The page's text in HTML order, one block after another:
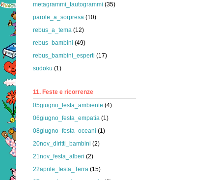
metagrammi_tautogrammi (35)
parole_a_sorpresa (10)
rebus_a_tema (12)
rebus_bambini (49)
rebus_bambini_esperti (17)
sudoku (1)
11. Feste e ricorrenze
05giugno_festa_ambiente (4)
06giugno_festa_empatia (1)
08giugno_festa_oceani (1)
20nov_diritti_bambini (2)
21nov_festa_alberi (2)
22aprile_festa_Terra (15)